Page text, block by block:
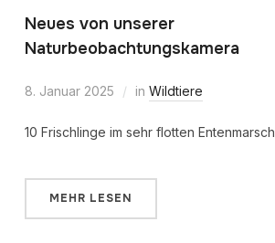
Neues von unserer
Naturbeobachtungskamera
8. Januar 2025 in Wildtiere
10 Frischlinge im sehr flotten Entenmarsch
MEHR LESEN